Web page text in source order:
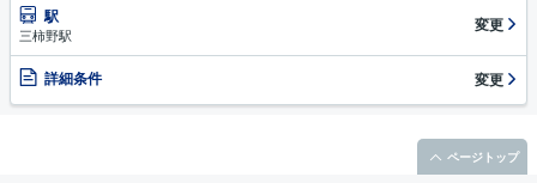
駅
三柿野駅
変更
詳細条件 変更
ページトップ